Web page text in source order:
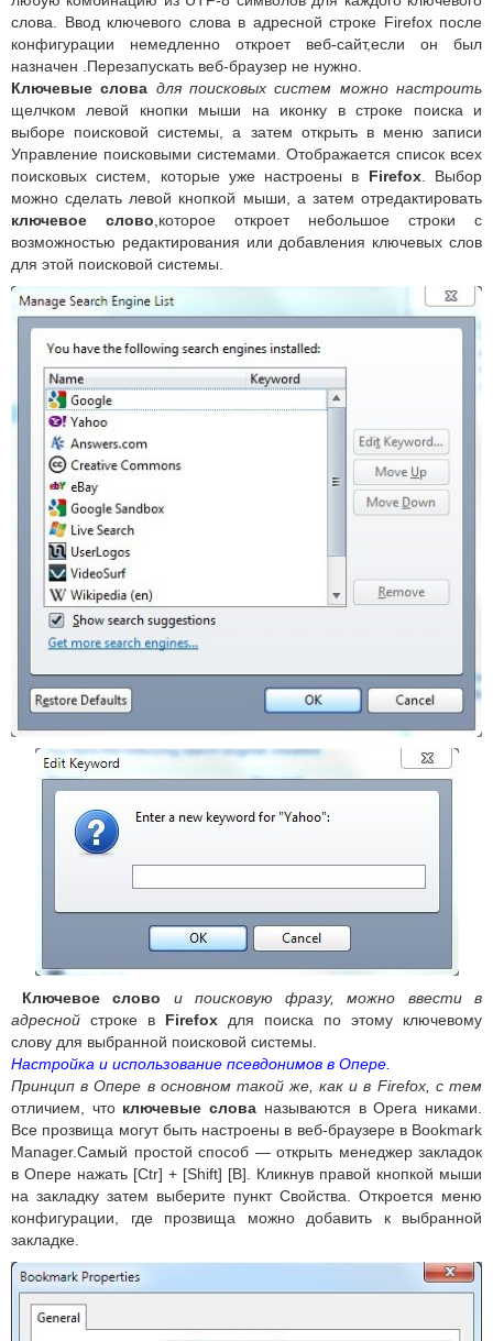
слова. Ввод ключевого слова в адресной строке Firefox после
конфигурации немедленно откроет веб-сайт,если он был
назначен .Перезапускать веб-браузер не нужно.
Ключевые слова для поисковых систем можно настроить
щелчком левой кнопки мыши на иконку в строке поиска и
выборе поисковой системы, а затем открыть в меню записи
Управление поисковыми системами. Отображается список всех
поисковых систем, которые уже настроены в Firefox. Выбор
можно сделать левой кнопкой мыши, а затем отредактировать
ключевое слово ,которое откроет небольшое строки с
возможностью редактирования или добавления ключевых слов
для этой поисковой системы.
Ключевое слово
и поисковую фразу, можно ввести в
адресной строке в Firefox для поиска по этому ключевому
слову для выбранной поисковой системы.
Настройка и использование псевдонимов в Опере.
Принцип в Опере в основном такой же, как и в Firefox, с тем
отличием, что ключевые слова называются в Opera никами.
Все прозвища могут быть настроены в веб-браузере в Bookmark
Manager.Самый простой способ — открыть менеджер закладок
в Опере нажать [Ctr] + [Shift] [B]. Кликнув правой кнопкой мыши
на закладку затем выберите пункт Свойства. Откроется меню
конфигурации, где прозвища можно добавить к выбранной
закладке.